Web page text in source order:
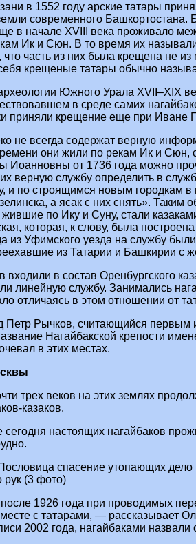
в 1552 году арские татары
современного Башкортостана.
в начале XVIII века проживало
Ик и Сюн. В то время их
часть из них была крещена не из
крещеные татары обычно
Южного Урала XVII–XIX
в среде самих
приняли крещение еще при Иване
не всегда содержат верную
они жили по рекам Ик и Сюн,
Иоанновны от 1736 года можно
верную службу определить в
и по строящимся новым городкам
а ясак с них снять». Таким
по Ику и Суну, стали
которая, к слову, была
из Уфимского уезда на службу
из Татарии и Башкирии с
входили в состав Оренбургского
линейную службу. Занимались
отличаясь в этом отношении от
Петр Рычков, считающийся первым
Нагайбакской крепости
в этих местах.
трех веков на этих землях
казаков.
сегодня настоящих нагайбаков
спасение утопающих
рук (3 фото)
1926 года при проводимых
с татарами, — рассказывает
2002 года, нагайбаками назвали